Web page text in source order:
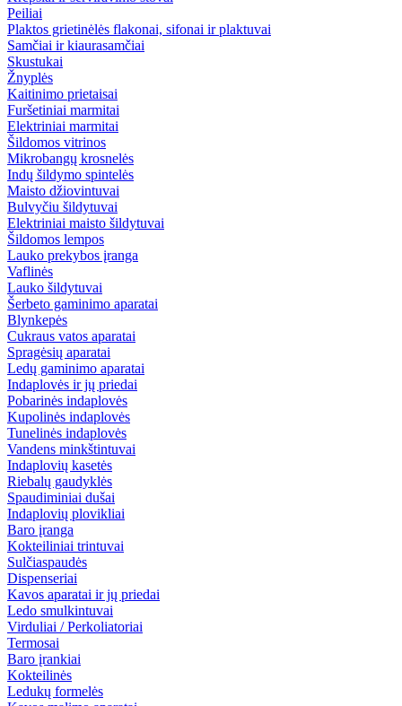
Peiliai
Plaktos grietinėlės flakonai, sifonai ir plaktuvai
Samčiai ir kiaurasamčiai
Skustukai
Žnyplės
Kaitinimo prietaisai
Furšetiniai marmitai
Elektriniai marmitai
Šildomos vitrinos
Mikrobangų krosnelės
Indų šildymo spintelės
Maisto džiovintuvai
Bulvyčiu šildytuvai
Elektriniai maisto šildytuvai
Šildomos lempos
Lauko prekybos įranga
Vaflinės
Lauko šildytuvai
Šerbeto gaminimo aparatai
Blynkepės
Cukraus vatos aparatai
Spragėsių aparatai
Ledų gaminimo aparatai
Indaplovės ir jų priedai
Pobarinės indaplovės
Kupolinės indaplovės
Tunelinės indaplovės
Vandens minkštintuvai
Indaplovių kasetės
Riebalų gaudyklės
Spaudiminiai dušai
Indaplovių plovikliai
Baro įranga
Kokteiliniai trintuvai
Sulčiaspaudės
Dispenseriai
Kavos aparatai ir jų priedai
Ledo smulkintuvai
Virduliai / Perkoliatoriai
Termosai
Baro įrankiai
Kokteilinės
Ledukų formelės